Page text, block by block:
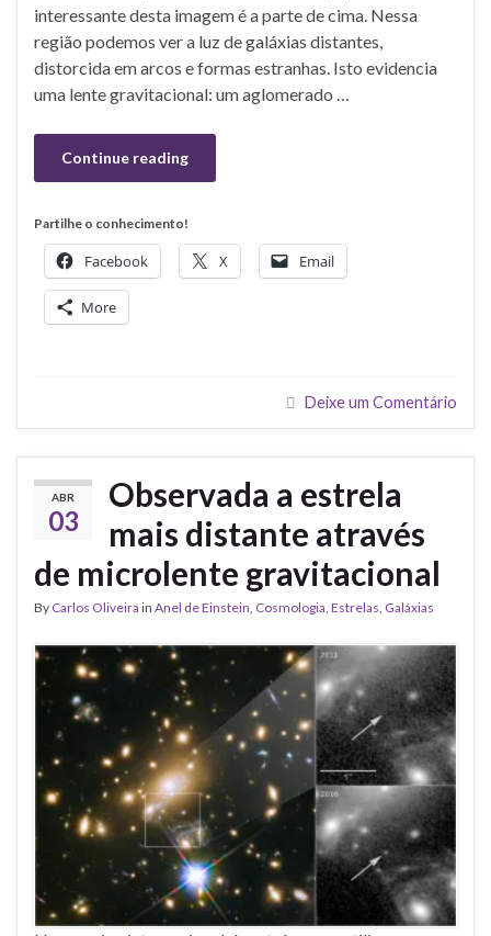
interessante desta imagem é a parte de cima. Nessa
região podemos ver a luz de galáxias distantes,
distorcida em arcos e formas estranhas. Isto evidencia
uma lente gravitacional: um aglomerado …
Continue reading
Partilhe o conhecimento!
Facebook X Email
More
Deixe um Comentário
ABR
03
Observada a estrela
mais distante através
de microlente gravitacional
By Carlos Oliveira in Anel de Einstein Cosmologia Estrelas Galáxias